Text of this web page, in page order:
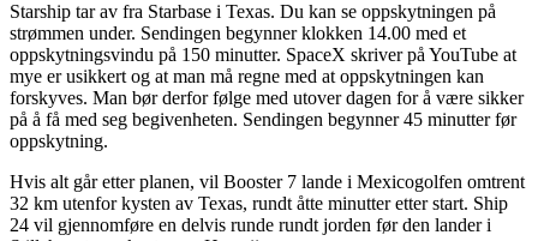
Starship tar av fra Starbase i Texas. Du kan se oppskytningen på
strømmen under. Sendingen begynner klokken 14.00 med et
oppskytningsvindu på 150 minutter. SpaceX skriver på YouTube at
mye er usikkert og at man må regne med at oppskytningen kan
forskyves. Man bør derfor følge med utover dagen for å være sikker
på å få med seg begivenheten. Sendingen begynner 45 minutter før
oppskytning.
Hvis alt går etter planen, vil Booster 7 lande i Mexicogolfen omtrent
32 km utenfor kysten av Texas, rundt åtte minutter etter start. Ship
24 vil gjennomføre en delvis runde rundt jorden før den lander i